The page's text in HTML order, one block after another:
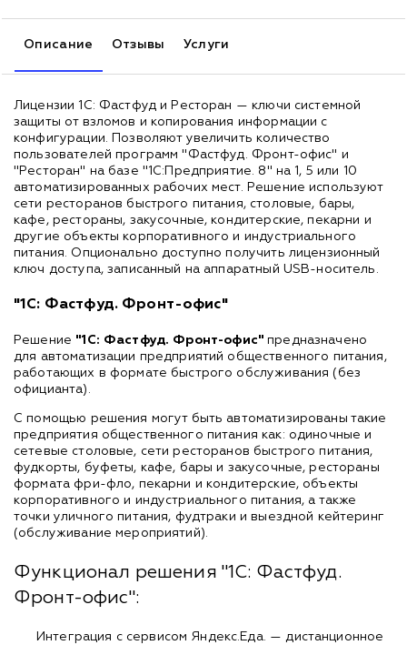
Описание Отзывы Услуги
Лицензии 1С: Фастфуд и Ресторан — ключи системной
защиты от взломов и копирования информации с
конфигурации. Позволяют увеличить количество
пользователей программ "Фастфуд. Фронт-офис" и
"Ресторан" на базе "1С:Предприятие. 8" на 1, 5 или 10
автоматизированных рабочих мест. Решение используют
сети ресторанов быстрого питания, столовые, бары,
кафе, рестораны, закусочные, кондитерские, пекарни и
другие объекты корпоративного и индустриального
питания. Опционально доступно получить лицензионный
ключ доступа, записанный на аппаратный USB-носитель.
"1С: Фастфуд. Фронт-офис"
Решение "1С: Фастфуд. Фронт-офис"предназначено
для автоматизации предприятий общественного питания,
работающих в формате быстрого обслуживания (без
официанта).
С помощью решения могут быть автоматизированы такие
предприятия общественного питания как: одиночные и
сетевые столовые, сети ресторанов быстрого питания,
фудкорты, буфеты, кафе, бары и закусочные, рестораны
формата фри-фло, пекарни и кондитерские, объекты
корпоративного и индустриального питания, а также
точки уличного питания, фудтраки и выездной кейтеринг
(обслуживание мероприятий).
Функционал решения "1С: Фастфуд.
Фронт-офис":
Интеграция с сервисом Яндекс.Еда. — дистанционное